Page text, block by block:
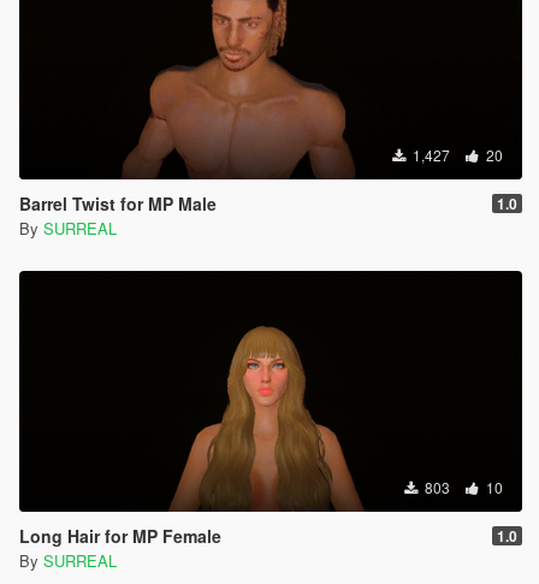
1,427 20
Barrel Twist for MP Male 1.0
By SURREAL
803 10
Long Hair for MP Female 1.0
By SURREAL